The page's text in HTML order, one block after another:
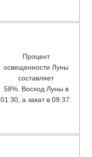
Процент
освещенности Луны
составляет
58%. Восход Луны в
01:30, а закат в 09:37.